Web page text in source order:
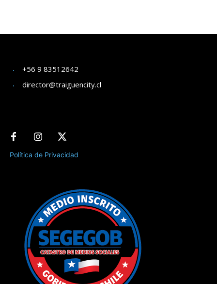
+56 9 83512642
director@traiguencity.cl
Política de Privacidad